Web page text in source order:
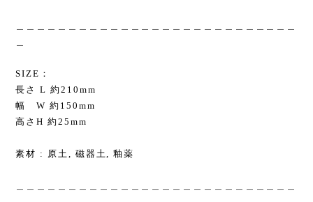
SIZE：
長さ L 約210mm
幅 W 約150mm
高さH 約25mm
素材 : 原土, 磁器土, 釉薬